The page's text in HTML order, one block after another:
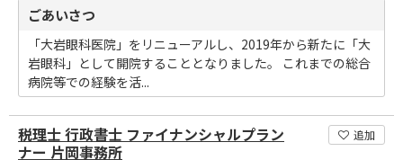
ごあいさつ
「大岩眼科医院」をリニューアルし、2019年から新たに「大
岩眼科」として開院することとなりました。 これまでの総合
病院等での経験を活...
税理士 行政書士 ファイナンシャルプラン
ナー 片岡事務所
追加